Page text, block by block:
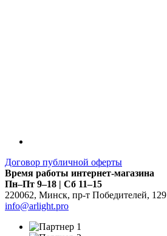
Договор публичной оферты
Время работы интернет-магазина
Пн–Пт 9–18 | Сб 11–15
220062, Минск, пр-т Победителей, 129
info@arlight.pro